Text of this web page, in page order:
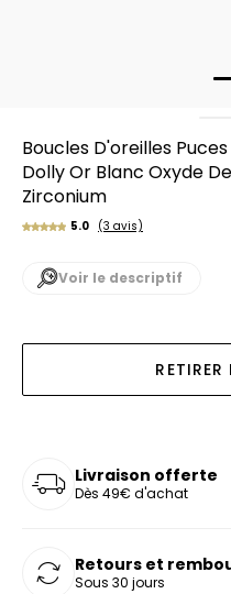
Boucles D'oreilles Puces
Dolly Or Blanc Oxyde De
Zirconium
5.0 (3 avis)
Voir le descriptif
Livraison offerte
Dès 49€ d'achat
Retours et
Sous 30 jours